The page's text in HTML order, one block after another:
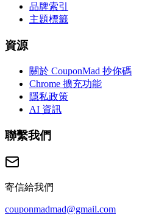
品牌索引
主題標籤
資源
關於 CouponMad 抄你碼
Chrome 擴充功能
隱私政策
AI 資訊
聯繫我們
寄信給我們
couponmadmad@gmail.com